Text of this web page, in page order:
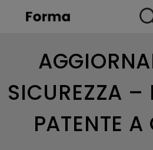
HOME
IN PRESENZA
E-LEARNING
SICUREZZA –
PATENTE A